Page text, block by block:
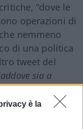
è la
“dove le
operazioni di
nemmeno
di una politica
tweet del
sia a
.